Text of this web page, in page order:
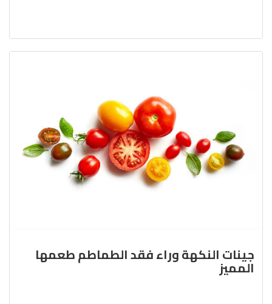
جينات النكهة وراء فقد الطماطم طعمها
المميز